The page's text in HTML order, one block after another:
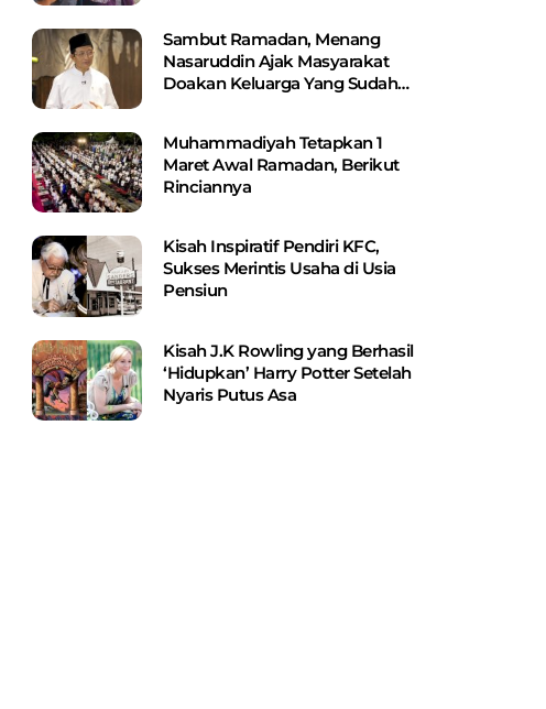
Sambut Ramadan, Menang
Nasaruddin Ajak Masyarakat
Doakan Keluarga Yang Sudah
Muhammadiyah Tetapkan 1
Maret Awal Ramadan, Berikut
Rinciannya
Kisah Inspiratif Pendiri KFC,
Sukses Merintis Usaha di Usia
Pensiun
Kisah J.K Rowling yang Berhasil
‘Hidupkan’ Harry Potter Setelah
Nyaris Putus Asa